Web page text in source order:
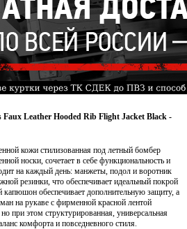
Faux Leather Hooded Rib Flight Jacket Black -
кожи стилизованная под летный бомбер
носки, сочетает в себе функциональность и
на каждый день: манжеты, подол и воротник
резинки, что обеспечивает идеальный покрой
обеспечивает дополнительную защиту, а
на рукаве с фирменной красной лентой
при этом структурированная, универсальная
комфорта и повседневного стиля.